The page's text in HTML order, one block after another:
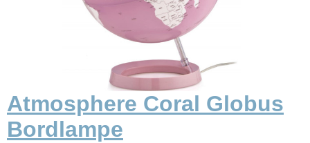
Atmosphere Coral Globus
Bordlampe